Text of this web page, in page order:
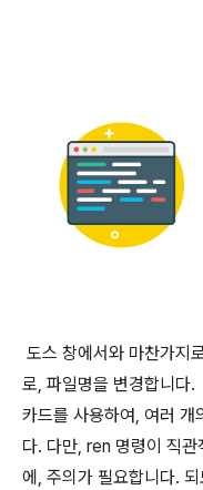
도스 창에서와 마찬가지
로, 파일명을 변경합니다
카드를 사용하여, 여러 개
다. 다만, ren 명령이 직
에, 주의가 필요합니다.